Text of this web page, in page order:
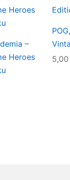
–
Heroes